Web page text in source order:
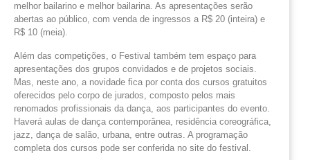
melhor bailarino e melhor bailarina. As apresentações serão
abertas ao público, com venda de ingressos a R$ 20 (inteira) e
R$ 10 (meia).
Além das competições, o Festival também tem espaço para
apresentações dos grupos convidados e de projetos sociais.
Mas, neste ano, a novidade fica por conta dos cursos gratuitos
oferecidos pelo corpo de jurados, composto pelos mais
renomados profissionais da dança, aos participantes do evento.
Haverá aulas de dança contemporânea, residência coreográfica,
jazz, dança de salão, urbana, entre outras. A programação
completa dos cursos pode ser conferida no site do festival.